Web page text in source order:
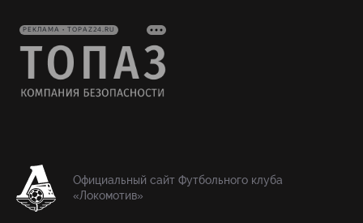
РЕКЛАМА • TOPAZ24.RU
Официальный сайт Футбольного клуба
«Локомотив»